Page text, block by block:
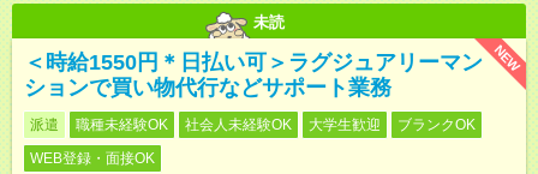
未読
NEW
＜時給1550円＊日払い可＞ラグジュアリーマン
ションで買い物代行などサポート業務
派遣 職種未経験OK 社会人未経験OK 大学生歓迎
ブランクOK
WEB登録・面接OK